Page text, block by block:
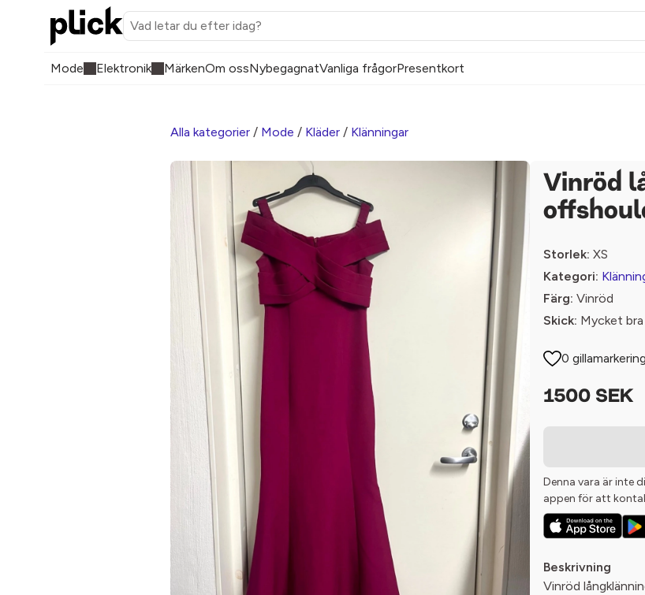
Mode Elektronik MärkenOm ossNybegagnatVanliga frågorPresentkort
Alla kategorier / Mode / Kläder / Klänningar
Vinröd
Storlek: XS
Kategori:
Färg: Vinröd
Skick: Mycket
0
1500 SEK
Denna vara är inte
appen för att
Beskrivning
Vinröd